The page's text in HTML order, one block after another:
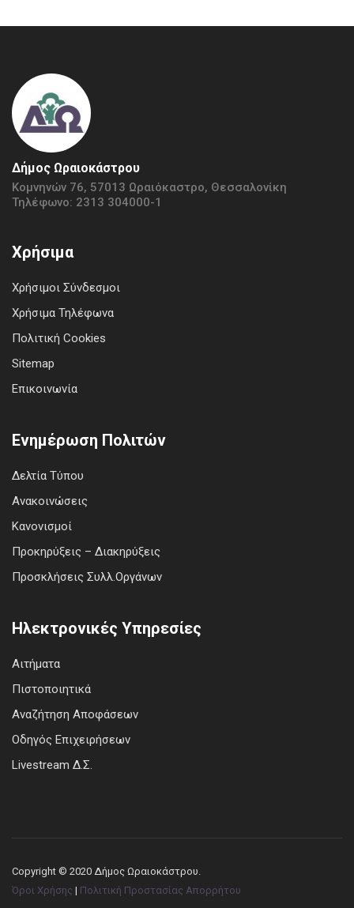
Δήμος Ωραιοκάστρου
Κομνηνών 76, 57013 Ωραιόκαστρο, Θεσσαλονίκη
Τηλέφωνο: 2313 304000-1
Χρήσιμα
Χρήσιμοι Σύνδεσμοι
Χρήσιμα Τηλέφωνα
Πολιτική Cookies
Sitemap
Επικοινωνία
Ενημέρωση Πολιτών
Δελτία Τύπου
Ανακοινώσεις
Κανονισμοί
Προκηρύξεις – Διακηρύξεις
Προσκλήσεις Συλλ.Οργάνων
Ηλεκτρονικές Υπηρεσίες
Αιτήματα
Πιστοποιητικά
Αναζήτηση Αποφάσεων
Οδηγός Επιχειρήσεων
Livestream Δ.Σ.
Copyright © 2020 Δήμος Ωραιοκάστρου.
Όροι Χρήσης | Πολιτική Προστασίας Απορρήτου